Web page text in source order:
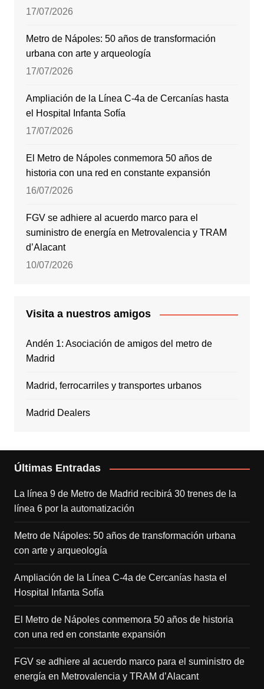
17/07/2026
Metro de Nápoles: 50 años de transformación
urbana con arte y arqueología
17/07/2026
Ampliación de la Línea C-4a de Cercanías hasta
el Hospital Infanta Sofía
17/07/2026
El Metro de Nápoles conmemora 50 años de
historia con una red en constante expansión
16/07/2026
FGV se adhiere al acuerdo marco para el
suministro de energía en Metrovalencia y TRAM
d’Alacant
10/07/2026
Visita a nuestros amigos
Andén 1: Asociación de amigos del metro de
Madrid
Madrid, ferrocarriles y transportes urbanos
Madrid Dealers
Últimas Entradas
La línea 9 de Metro de Madrid recibirá 30 trenes de la
línea 6 por la automatización
Metro de Nápoles: 50 años de transformación urbana
con arte y arqueología
Ampliación de la Línea C-4a de Cercanías hasta el
Hospital Infanta Sofía
El Metro de Nápoles conmemora 50 años de historia
con una red en constante expansión
FGV se adhiere al acuerdo marco para el suministro de
energía en Metrovalencia y TRAM d’Alacant